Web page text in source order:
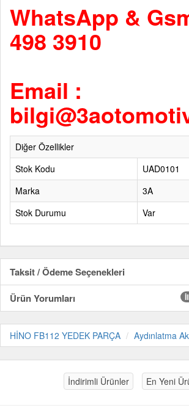
WhatsApp &
498 3910
Email :
Diğer Özellikler
Stok Kodu
UAD0101
Marka
3A
Stok Durumu
Var
Taksit / Ödeme Seçenekleri
Ürün Yorumları
HİNO FB112 YEDEK PARÇA Aydınlatma
İndirimli Ürünler En Yeni